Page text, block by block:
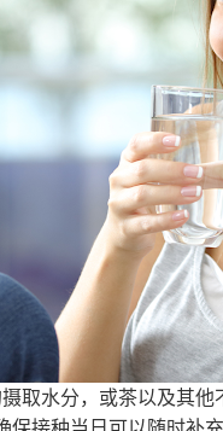
取水分，或茶以及其